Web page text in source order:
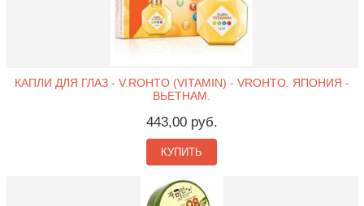
КАПЛИ ДЛЯ ГЛАЗ - V.ROHTO (VITAMIN) - VROHTO. ЯПОНИЯ -
ВЬЕТНАМ.
443,00 руб.
КУПИТЬ